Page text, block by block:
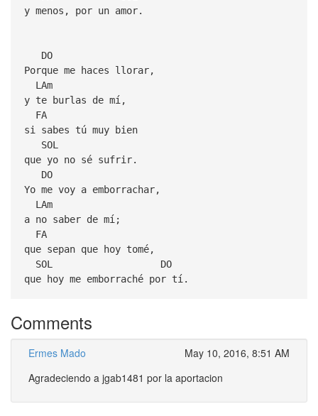
y menos, por un amor.
DO
Porque me haces llorar,
LAm
y te burlas de mí,
FA
si sabes tú muy bien
SOL
que yo no sé sufrir.
DO
Yo me voy a emborrachar,
LAm
a no saber de mí;
FA
que sepan que hoy tomé,
SOL DO
que hoy me emborraché por tí.
Comments
Ermes Mado
May 10, 2016, 8:51 AM
Agradeciendo a jgab1481 por la aportacion